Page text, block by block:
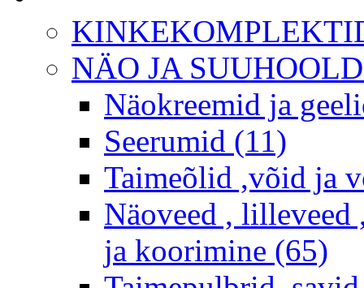
NÄO JA
Näokreemid ja
Seerumid (11)
Taimeõlid ,võid ja
Näoveed ,
ja koorimine (65)